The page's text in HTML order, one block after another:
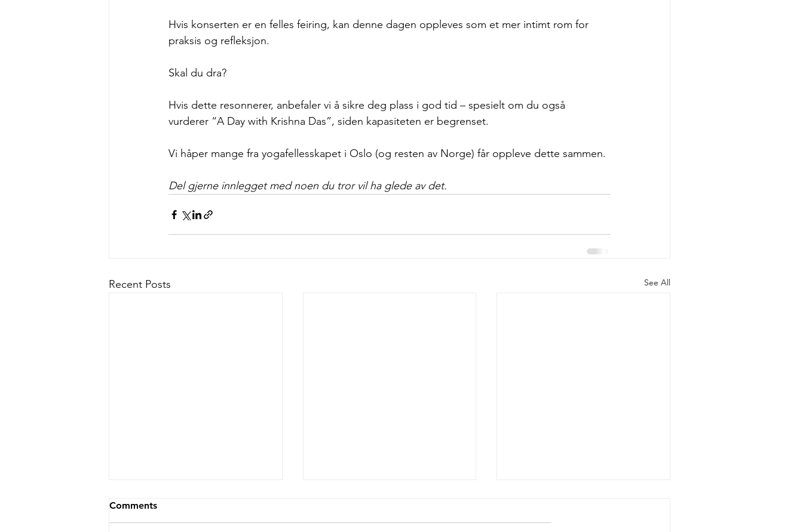
Hvis konserten er en felles feiring, kan denne dagen oppleves som et mer intimt rom for
praksis og refleksjon.
Skal du dra?
Hvis dette resonnerer, anbefaler vi å sikre deg plass i god tid – spesielt om du også
vurderer “A Day with Krishna Das”, siden kapasiteten er begrenset.
Vi håper mange fra yogafellesskapet i Oslo (og resten av Norge) får oppleve dette sammen.
Del gjerne innlegget med noen du tror vil ha glede av det.
Recent Posts See All
Comments